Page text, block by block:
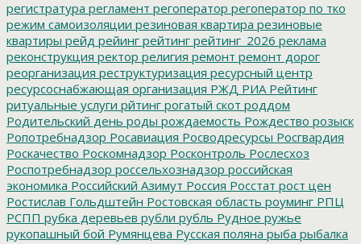
регистратура регламент регоператор регоператор по тко
режим самоизоляции резиновая квартира резиновые
квартиры рейд рейинг рейтинг рейтинг_2026 реклама
реконструкция ректор религия ремонт ремонт дорог
реорганизация реструктуризация ресурсный центр
ресурсоснабжающая организация РЖД РИА Рейтинг
ритуальные услуги рйтинг рогатый скот роддом
Родительский день роды рождаемость Рождество розыск
Ропотребнадзор Росавиация Росводресурсы Росгвардия
Роскачество Роскомнадзор Росконтроль Рослесхоз
Роспотребнадзор россельхознадзор российская
экономика Российский Азимут Россия Росстат рост цен
Ростислав Гольдштейн Ростовская область роуминг РПЦ
РСПП рубка деревьев рубли рубль Рудное ружье
рукопашный бой Румянцева Русская поляна рыба рыбалка